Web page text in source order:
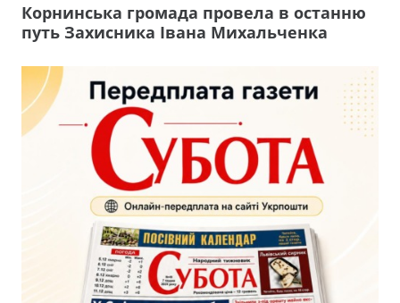
Корнинська громада провела в останню
путь Захисника Івана Михальченка